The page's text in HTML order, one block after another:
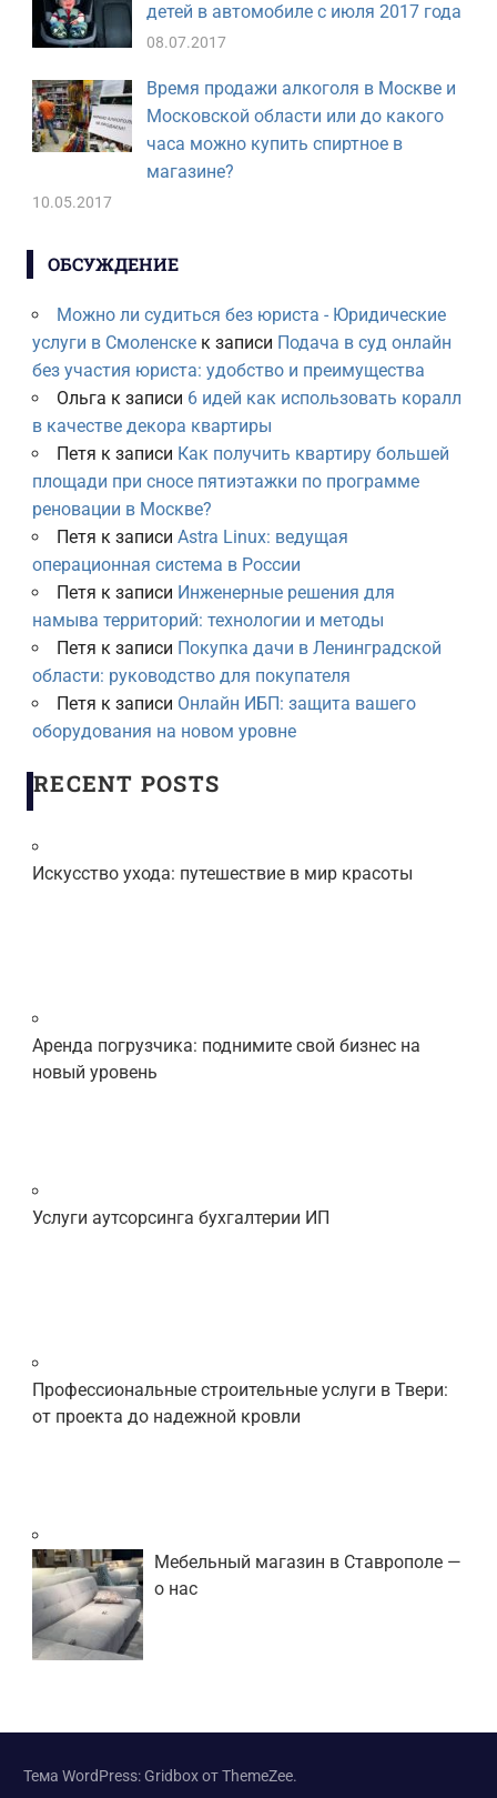
детей в автомобиле с июля 2017 года
08.07.2017
Время продажи алкоголя в Москве и
Московской области или до какого
часа можно купить спиртное в
магазине?
10.05.2017
ОБСУЖДЕНИЕ
Можно ли судиться без юриста - Юридические
услуги в Смоленскек записи Подача в суд онлайн
без участия юриста: удобство и преимущества
Ольга к записи 6 идей как использовать коралл
в качестве декора квартиры
Петя к записи Как получить квартиру большей
площади при сносе пятиэтажки по программе
реновации в Москве?
Петя к записи Astra Linux: ведущая
операционная система в России
Петя к записи Инженерные решения для
намыва территорий: технологии и методы
Петя к записи Покупка дачи в Ленинградской
области: руководство для покупателя
Петя к записи Онлайн ИБП: защита вашего
оборудования на новом уровне
RECENT POSTS
Искусство ухода: путешествие в мир красоты
Аренда погрузчика: поднимите свой бизнес на
новый уровень
Услуги аутсорсинга бухгалтерии ИП
Профессиональные строительные услуги в Твери:
от проекта до надежной кровли
Мебельный магазин в Ставрополе —
о нас
Тема WordPress: Gridbox от ThemeZee.